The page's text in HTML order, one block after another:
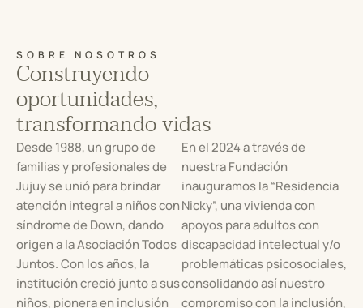
SOBRE NOSOTROS
Construyendo
oportunidades,
transformando vidas
Desde 1988, un grupo de
familias y profesionales de
Jujuy se unió para brindar
atención integral a niños con
síndrome de Down, dando
origen a la Asociación Todos
Juntos. Con los años, la
institución creció junto a sus
niños, pionera en inclusión
En el 2024 a través de
nuestra Fundación
inauguramos la “Residencia
Nicky”, una vivienda con
apoyos para adultos con
discapacidad intelectual y/o
problemáticas psicosociales,
consolidando así nuestro
compromiso con la inclusión,